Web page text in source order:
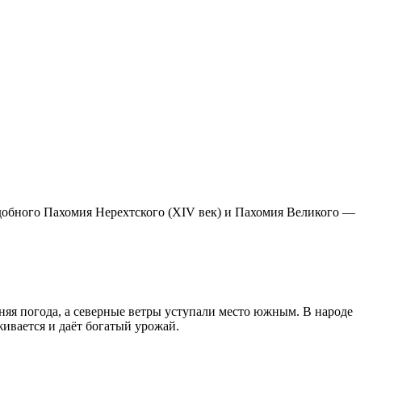
Пахомия Нерехтского (XIV век) и Пахомия Великого —
погода, а северные ветры уступали место южным. В народе
и даёт богатый урожай.